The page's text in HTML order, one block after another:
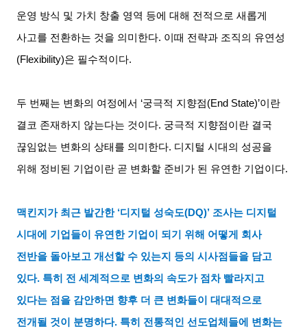
운영 방식 및 가치 창출 영역 등에 대해 전적으로 새롭게
사고를 전환하는 것을 의미한다. 이때 전략과 조직의 유연성
(Flexibility)은 필수적이다.
두 번째는 변화의 여정에서 ‘궁극적 지향점(End State)’이란
결코 존재하지 않는다는 것이다. 궁극적 지향점이란 결국
끊임없는 변화의 상태를 의미한다. 디지털 시대의 성공을
위해 정비된 기업이란 곧 변화할 준비가 된 유연한 기업이다.
맥킨지가 최근 발간한‘디지털 성숙도(DQ)’ 조사는 디지털
시대에 기업들이 유연한 기업이 되기 위해 어떻게 회사
전반을 돌아보고 개선할 수 있는지 등의 시사점들을 담고
있다. 특히 전 세계적으로 변화의 속도가 점차 빨라지고
있다는 점을 감안하면 향후 더 큰 변화들이 대대적으로
전개될 것이 분명하다. 특히 전통적인 선도업체들에 변화는